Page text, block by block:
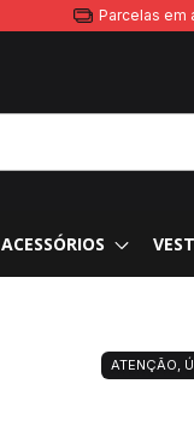
Parcelas em
ACESSÓRIOS
ATENÇÃO,